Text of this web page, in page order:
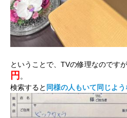
ということで、TVの修理なのです
円 。
検索すると 同様の人もいて同じよ